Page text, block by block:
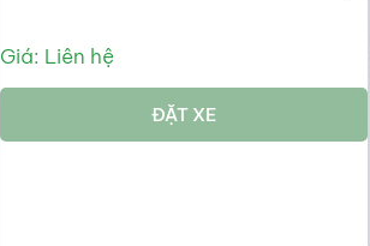
Giá: Liên hệ
ĐẶT XE